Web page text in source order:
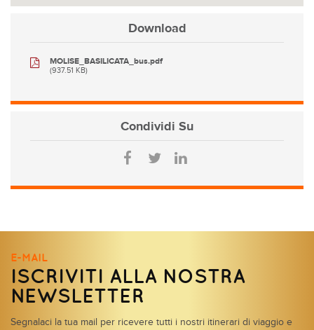
Download
MOLISE_BASILICATA_bus.pdf
(937.51 KB)
Condividi Su
E-MAIL
ISCRIVITI ALLA NOSTRA
NEWSLETTER
Segnalaci la tua mail per ricevere tutti i nostri itinerari di viaggio e